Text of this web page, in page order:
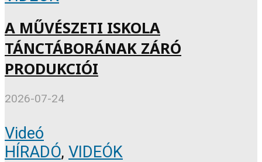
A MŰVÉSZETI ISKOLA
TÁNCTÁBORÁNAK ZÁRÓ
PRODUKCIÓI
2026-07-24
Videó
HÍRADÓ, VIDEÓK